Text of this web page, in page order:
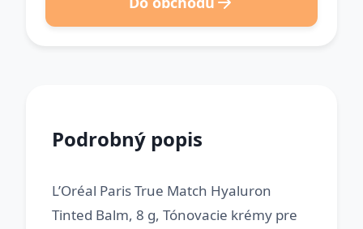
Podrobný popis
L’Oréal Paris True Match Hyaluron
Tinted Balm, 8 g, Tónovacie krémy pre